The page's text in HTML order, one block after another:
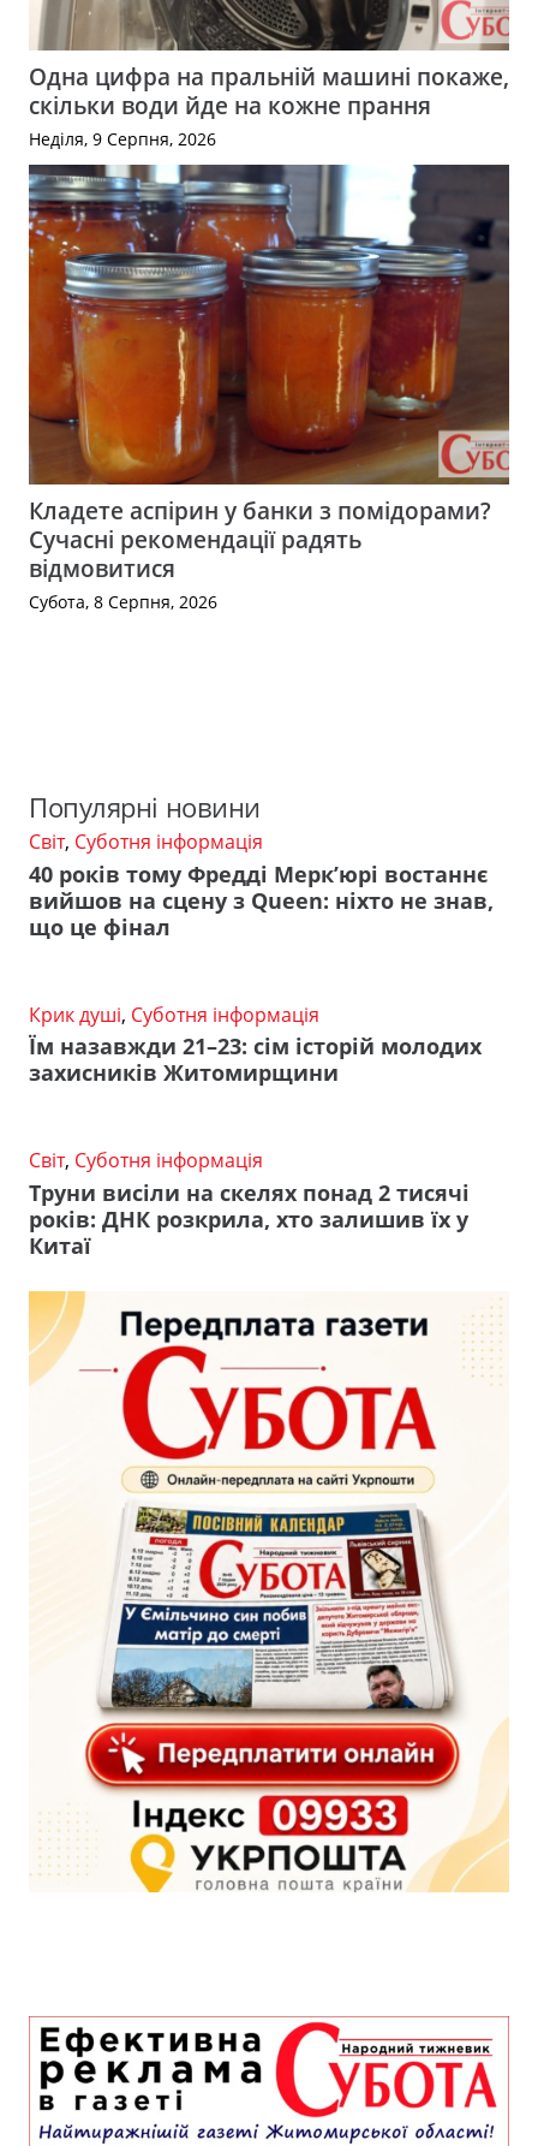
Одна цифра на пральній машині покаже,
скільки води йде на кожне прання
Неділя, 9 Серпня, 2026
Кладете аспірин у банки з помідорами?
Сучасні рекомендації радять
відмовитися
Субота, 8 Серпня, 2026
Популярні новини
Світ, Суботня інформація
40 років тому Фредді Мерк’юрі востаннє
вийшов на сцену з Queen: ніхто не знав,
що це фінал
Крик душі, Суботня інформація
Їм назавжди 21–23: сім історій молодих
захисників Житомирщини
Світ, Суботня інформація
Труни висіли на скелях понад 2 тисячі
років: ДНК розкрила, хто залишив їх у
Китаї